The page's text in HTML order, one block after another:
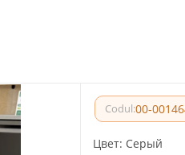
Codul:00-
Цвет: Серый